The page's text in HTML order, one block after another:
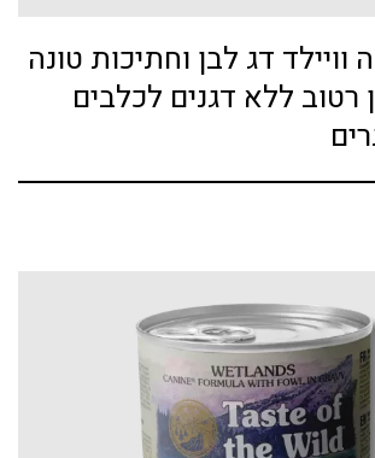
וויילד דג לבן וחתיכות טונה
רטוב ללא דגנים לכלבים